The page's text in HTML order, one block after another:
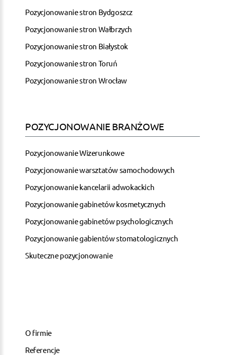
Pozycjonowanie stron Bydgoszcz
Pozycjonowanie stron Wałbrzych
Pozycjonowanie stron Białystok
Pozycjonowanie stron Toruń
Pozycjonowanie stron Wrocław
POZYCJONOWANIE BRANŻOWE
Pozycjonowanie Wizerunkowe
Pozycjonowanie warsztatów samochodowych
Pozycjonowanie kancelarii adwokackich
Pozycjonowanie gabinetów kosmetycznych
Pozycjonowanie gabinetów psychologicznych
Pozycjonowanie gabientów stomatologicznych
Skuteczne pozycjonowanie
O firmie
Referencje